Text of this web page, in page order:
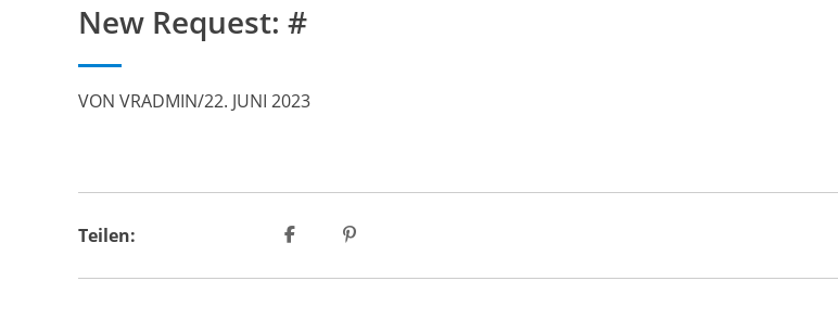
New Request: #
VON VRADMIN/22. JUNI 2023
Teilen: